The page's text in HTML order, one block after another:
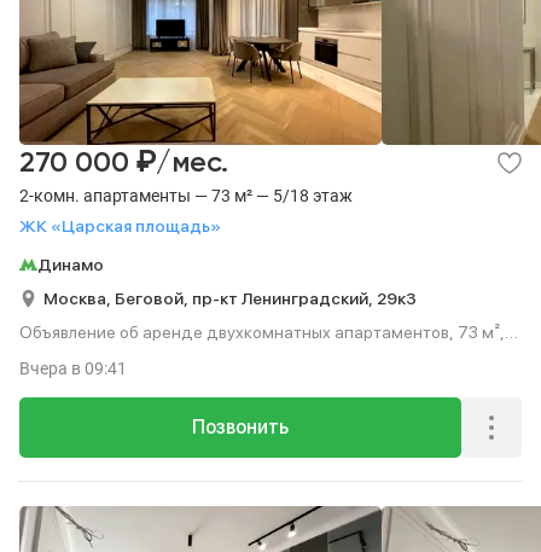
2-комн. апартаменты — 73 м² — 5/18 этаж
ЖК «Царская площадь»
270 000 ₽/мес.
Динамо
Москва, Беговой, пр-кт Ленинградский, 29к3
Объявление об аренде двухкомнатных апартаментов, 73 м²,
Позвонить
Вчера в 09:41